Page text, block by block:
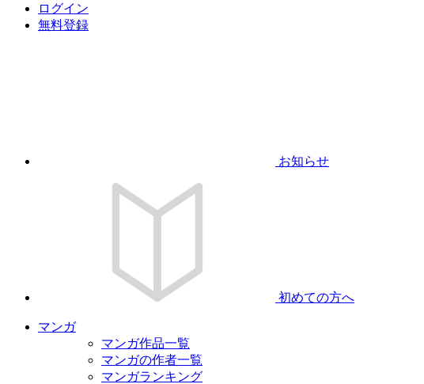
ログイン
無料登録
お知らせ
初めての方へ
マンガ
マンガ作品一覧
マンガの作者一覧
マンガランキング